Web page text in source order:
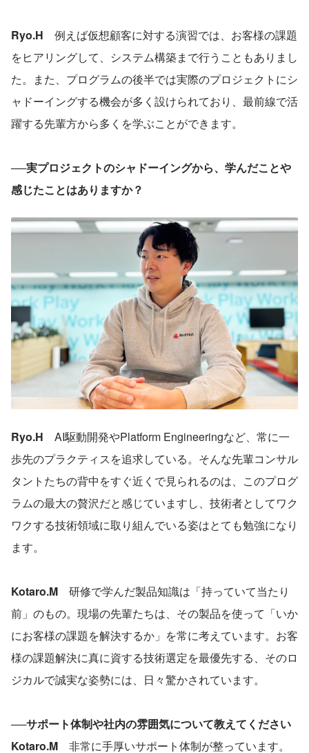
Ryo.H 例えば仮想顧客に対する演習では、お客様の課題
をヒアリングして、システム構築まで行うこともありまし
た。また、プログラムの後半では実際のプロジェクトにシ
ャドーイングする機会が多く設けられており、最前線で活
躍する先輩方から多くを学ぶことができます。
──実プロジェクトのシャドーイングから、学んだことや
感じたことはありますか？
Ryo.H AI駆動開発やPlatform Engineeringなど、常に一
歩先のプラクティスを追求している。そんな先輩コンサル
タントたちの背中をすぐ近くで見られるのは、このプログ
ラムの最大の贅沢だと感じていますし、技術者としてワク
ワクする技術領域に取り組んでいる姿はとても勉強になり
ます。
Kotaro.M 研修で学んだ製品知識は「持っていて当たり
前」のもの。現場の先輩たちは、その製品を使って「いか
にお客様の課題を解決するか」を常に考えています。お客
様の課題解決に真に資する技術選定を最優先する、そのロ
ジカルで誠実な姿勢には、日々驚かされています。
──サポート体制や社内の雰囲気について教えてください
Kotaro.M 非常に手厚いサポート体制が整っています。